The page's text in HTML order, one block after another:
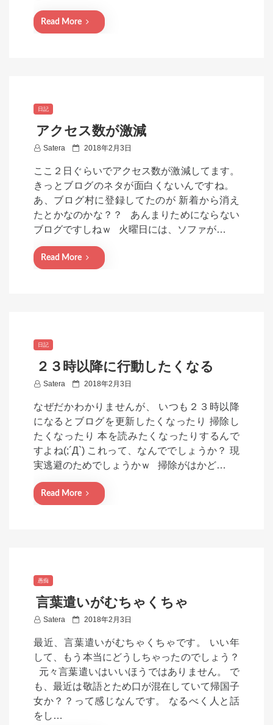
Read More
日記
アクセス数が激減
Satera
P
t
e
d
2018年2月3日
ここ２日ぐらいでアクセス数が激減してます。
きっとブログのネタが面白くないんですね。
あ、ブログ村に登録してたのが 新着から消え
たとかなのかな？？ あんまりためにならない
ブログですしねｗ 火曜日には、ソファが…
Read More
日記
２３時以降に行動したくなる
Satera
P
s
t
e
d
o
2018年2月3日
なぜだかわかりませんが、 いつも２３時以降
になるとブログを更新したくなったり 掃除し
たくなったり 本を読みたくなったりするんで
すよね(;´Д`) これって、なんででしょうか？ 現
実逃避のためでしょうかｗ 掃除がはかど…
Read More
愚痴
言葉遣いがむちゃくちゃ
Satera
P
s
t
e
d
o
2018年2月3日
最近、言葉遣いがむちゃくちゃです。 いい年
して、もう本当にどうしちゃったのでしょう？
元々言葉遣いはいいほうではありません。 で
も、最近は敬語とため口が混在していて帰国子
女か？？って感じなんです。 なるべく人と話
をし…